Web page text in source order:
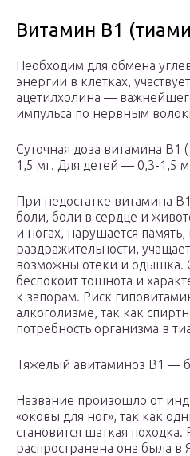
Витамин В1
Необходим для обмена
энергии в клетках,
ацетилхолина —
импульса по нервным
Суточная доза витамина В1
1,5 мг. Для детей — 0,3-1,5
При недостатке витамина
боли, боли в сердце и
и ногах, нарушается
раздражительности,
возможны отеки и одышка.
беспокоит тошнота и
к запорам. Риск
алкоголизме, так как
потребность организма в
Тяжелый авитаминоз В1 —
Название произошло от
«оковы для ног», так как
становится шаткая
распространена она была в